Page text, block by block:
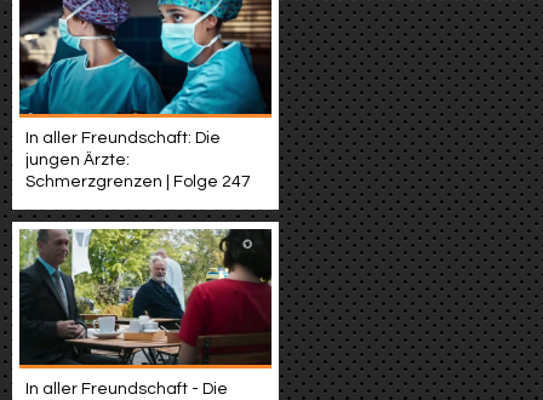
In aller Freundschaft: Die
jungen Ärzte:
Schmerzgrenzen | Folge 247
In aller Freundschaft - Die